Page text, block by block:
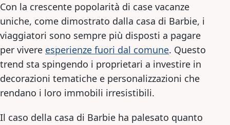
Con la crescente popolarità di case vacanze
uniche, come dimostrato dalla casa di Barbie, i
viaggiatori sono sempre più disposti a pagare
per vivere esperienze fuori dal comune. Questo
trend sta spingendo i proprietari a investire in
decorazioni tematiche e personalizzazioni che
rendano i loro immobili irresistibili.
Il caso della casa di Barbie ha palesato quanto